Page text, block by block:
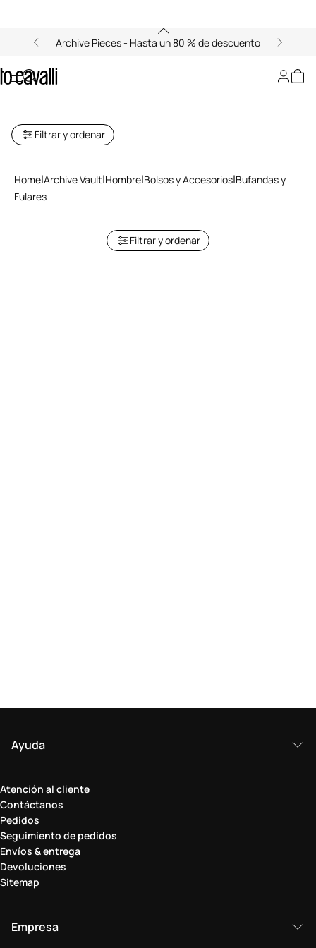
Archive Pieces - Hasta un 80 % de descuento
Archive: Bufandas y Fulares de
Hombre
Filtrar y ordenar
Home Archive Vault Hombre Bolsos y Accesorios Bufandas y
Fulares
Filtrar y ordenar
Ayuda
Atención al cliente
Contáctanos
Pedidos
Seguimiento de pedidos
Envíos & entrega
Devoluciones
Sitemap
Empresa